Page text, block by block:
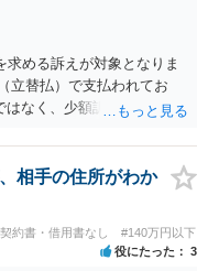
取引関係や返金時期など
履行時期には何ら影響を
件の解決を不必要に遅延さ
続を履行されるよう、強
める訴えが対象となりま
立替払）で支払われてお
はなく、少額訴訟は使えな
ますが、まずは後払い決済
の写しとともに）支払拒絶
ってきた場合には全面的に
います。弁護士会の相談
消費者保護委員会に所属し
す。
相手の住所がわか
約書・借用書なし #140万円以下
役にたった 3